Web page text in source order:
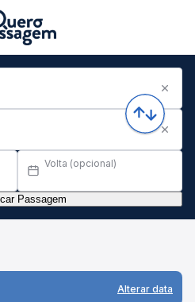
Volta (opcional)
Passagem
Alterar data